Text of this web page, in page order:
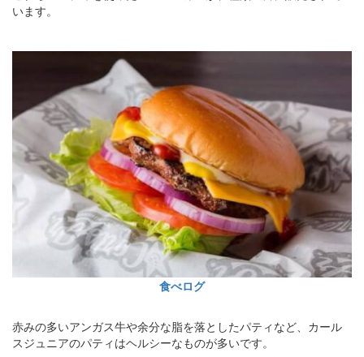
います。
食べログ
赤みの多いアンガス牛や余分な脂を落としたパティなど、カール
スジュニアのパティはヘルシーなものが多いです。